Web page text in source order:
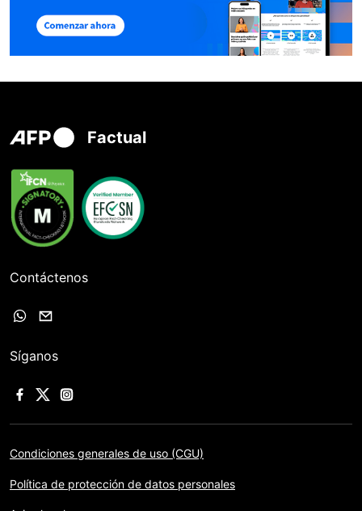
Factual
Contáctenos
Síganos
Condiciones generales de uso (CGU)
Política de protección de datos personales